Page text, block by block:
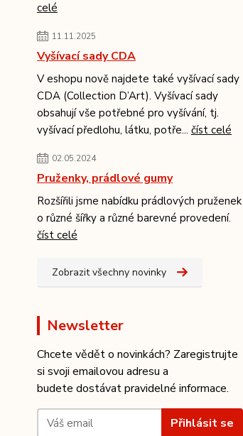
celé
11.11.2025
Vyšívací sady CDA
V eshopu nově najdete také vyšívací sady
CDA (Collection D’Art). Vyšívací sady
obsahují vše potřebné pro vyšívání, tj.
vyšívací předlohu, látku, potře... číst celé
02.05.2024
Pruženky, prádlové gumy
Rozšířili jsme nabídku prádlových pruženek
o různé šířky a různé barevné provedení.
číst celé
Zobrazit všechny novinky
Newsletter
Chcete vědět o novinkách? Zaregistrujte
si svoji emailovou adresu a
budete dostávat pravidelné informace.
Přihlásit se